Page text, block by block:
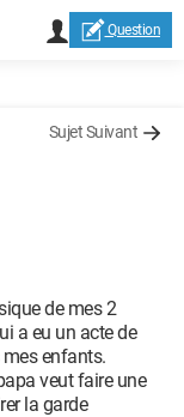
Question
Sujet Suivant
de mes 2
a eu un acte de
enfants.
veut faire une
la garde